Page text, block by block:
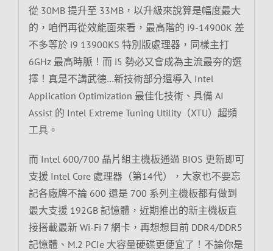
從 30MB 提升至 33MB，以升級來說算是幅度最大
的，咱們再從效能面來看，最高階的 i9-14900K 差
不多等於 i9 13900KS 特別版處理器，同樣主打
6GHz 最高時脈！而 i5 勢必又會成為主流最夯的選
擇！真是不講武德…新技術部分還導入 Intel
Application Optimization 最佳化技術、具備 AI
Assist 的 Intel Extreme Tuning Utility（XTU）超頻
工具。
而 Intel 600/700 晶片組主機板通過 BIOS 更新即可
支援 Intel Core 處理器（第14代），大家也不要忘
記各廠牌不論 600 還是 700 系列主機板都有做到
最大支援 192GB 記憶體，近期推出的新主機板直
接搭載最新 Wi-Fi 7 網卡，再想想目前 DDR4/DDR5
記憶體、M.2 PCIe 大容量硬碟更便宜了！不論你是